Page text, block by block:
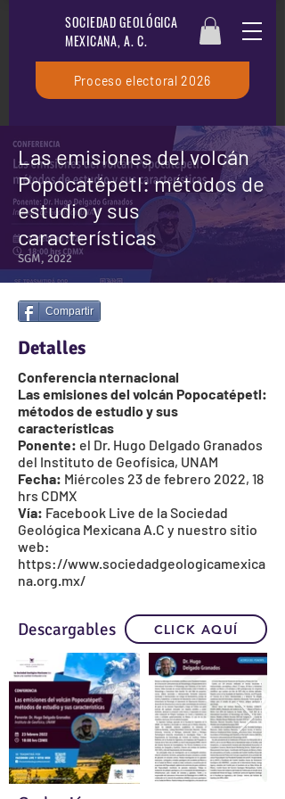
SOCIEDAD GEOLÓGICA
MEXICANA, A. C.
Proceso electoral 2026
Las emisiones del volcán
Popocatépetl: métodos de
estudio y sus
características
SGM, 2022
Compartir
Detalles
Conferencia nternacional
Las emisiones del volcán Popocatépetl:
métodos de estudio y sus
características
Ponente: el Dr. Hugo Delgado Granados
del Instituto de Geofísica, UNAM
Fecha: Miércoles 23 de febrero 2022, 18
hrs CDMX
Vía: Facebook Live de laSociedad
Geológica Mexicana A.C y nuestro sitio
web:
https://www.sociedadgeologicamexica
na.org.mx/
Descargables CLICK AQUÍ